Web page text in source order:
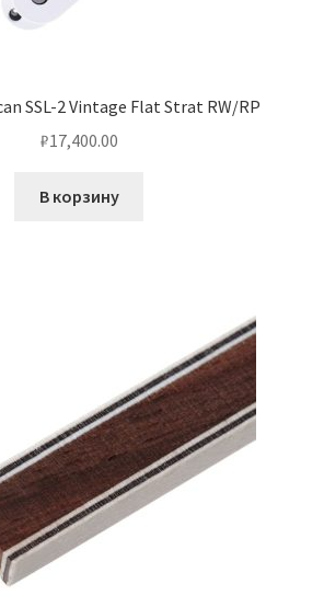
SSL-2 Vintage Flat Strat RW/RP
₽17,400.00
В корзину